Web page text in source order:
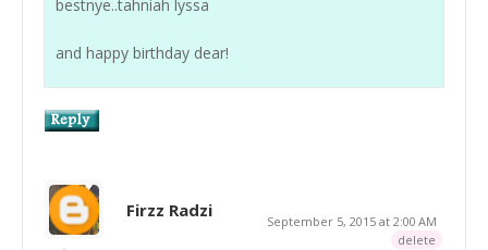
bestnye..tahniah lyssa
and happy birthday dear!
Firzz Radzi
September 5, 2015 at 2:00 AM
delete